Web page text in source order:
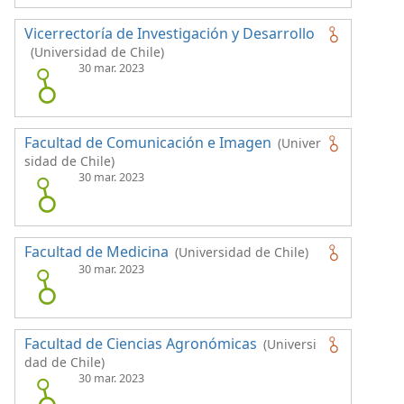
Vicerrectoría de Investigación y Desarrollo
(Universidad de Chile)
30 mar. 2023
Facultad de Comunicación e Imagen (Univer
sidad de Chile)
30 mar. 2023
Facultad de Medicina (Universidad de Chile)
30 mar. 2023
Facultad de Ciencias Agronómicas (Universi
dad de Chile)
30 mar. 2023